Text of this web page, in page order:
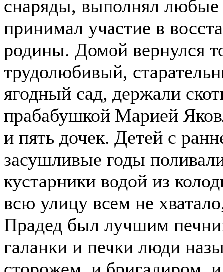
снаряды, выполнял
принимал участие в
родины. Домой вернулся
трудолюбивый,
ягодный сад, держали
прабабушкой Марией
и пять дочек. Детей с
засушливые годы
кустарники водой из
всю улицу всем не
Прадед был лучшим
галанки и печки люди